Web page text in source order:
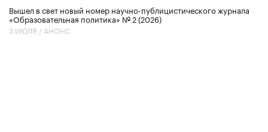
Вышел в свет новый номер научно-публицистического журнала
«Образовательная политика» № 2 (2026)
3 ИЮЛЯ / АНОНС